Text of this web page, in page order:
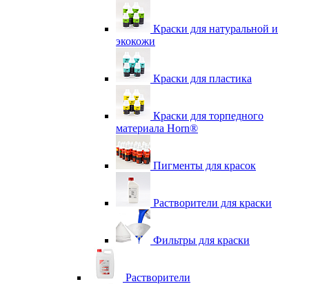
Краски для натуральной и
экокожи
Краски для пластика
Краски для торпедного
материала Horn®
Пигменты для красок
Растворители для краски
Фильтры для краски
Растворители